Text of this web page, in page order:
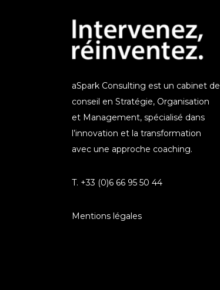
aSpark Consulting est un cabinet de
conseil en Stratégie, Organisation
et Management, spécialisé dans
l’innovation et la transformation
avec une approche coaching.
T. +33 (0)6 66 95 50 44
Mentions légales